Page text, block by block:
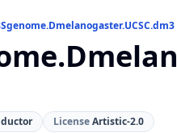
LicenseArtistic-2.0